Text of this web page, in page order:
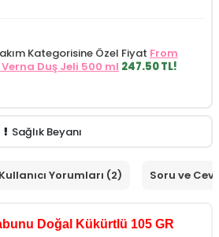
Kategorisine Özel Fiyat From
Duş Jeli 500 ml 247.50 TL!
Sağlık Beyanı
Kullanıcı Yorumları (2) Soru ve
Doğal Kükürtlü 105 GR